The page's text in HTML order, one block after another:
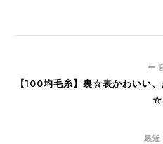
【100均毛糸】裏☆表かわいい
☆
最近